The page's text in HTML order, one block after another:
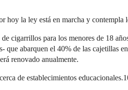
hoy la ley está en marcha y contempla
cigarrillos para los menores de 18
que abarquen el 40% de las cajetillas
renovado anualmente.
de establecimientos